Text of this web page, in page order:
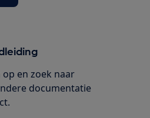
en zoek naar
documentatie